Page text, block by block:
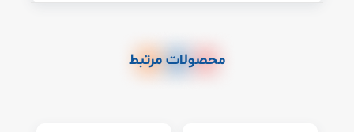
محصولات مرتبط